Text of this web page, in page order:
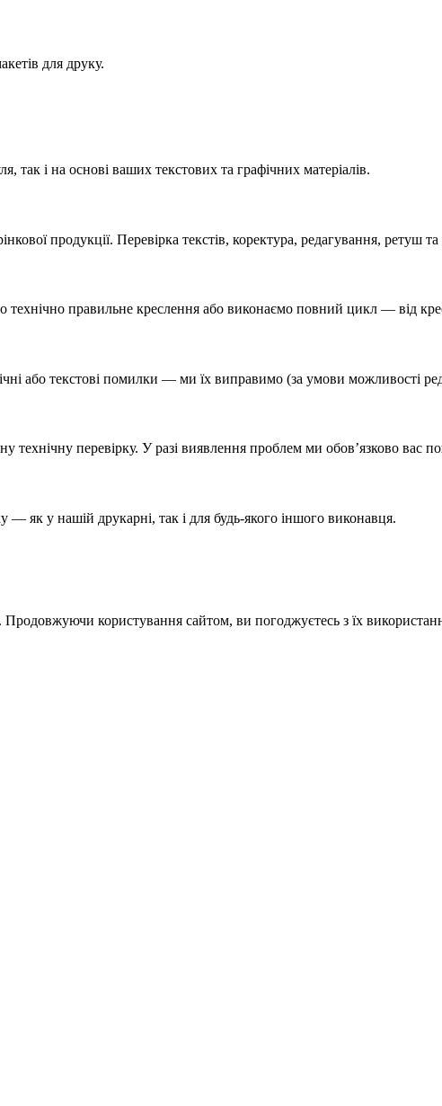
для друку.
так і на основі ваших текстових та графічних матеріалів.
продукції. Перевірка текстів, коректура, редагування, ретуш
технічно правильне креслення або виконаємо повний цикл — від
або текстові помилки — ми їх виправимо (за умови можливості
технічну перевірку. У разі виявлення проблем ми обов’язково вас
— як у нашій друкарні, так і для будь-якого іншого виконавця.
користування сайтом, ви погоджуєтесь з їх